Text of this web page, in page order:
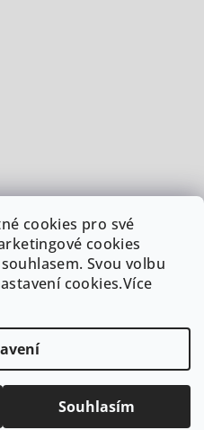
cookies pro své
cookies
Svou volbu
cookies.Více
Souhlasím
cookies